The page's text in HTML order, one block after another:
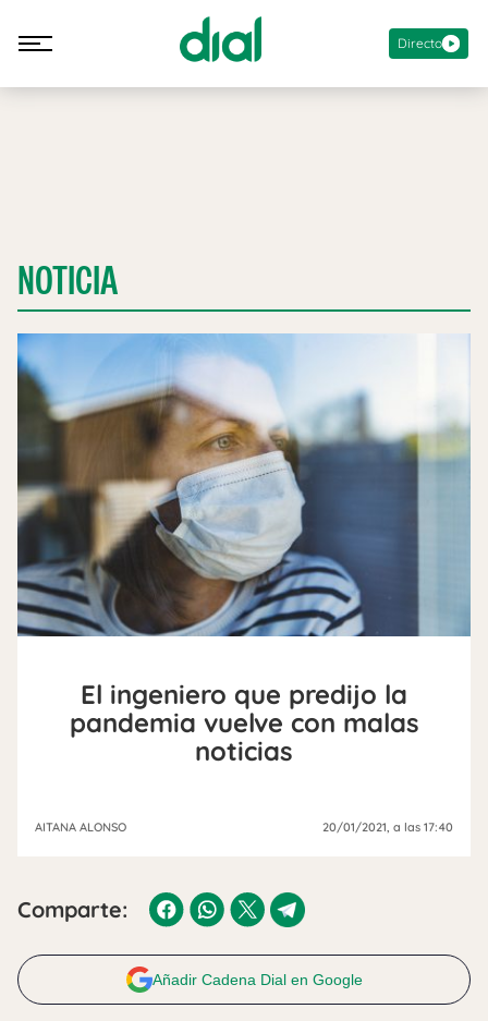
Directo
NOTICIA
El ingeniero que predijo la
pandemia vuelve con malas
noticias
AITANA ALONSO 20/01/2021 , a las 17:40
Comparte:
Añadir Cadena Dial en Google